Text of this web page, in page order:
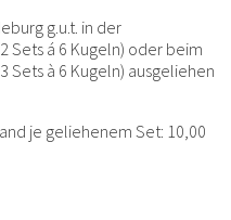
g.u.t. in der
Sets á 6 Kugeln) oder beim
Sets à 6 Kugeln) ausgeliehen
je geliehenem Set: 10,00